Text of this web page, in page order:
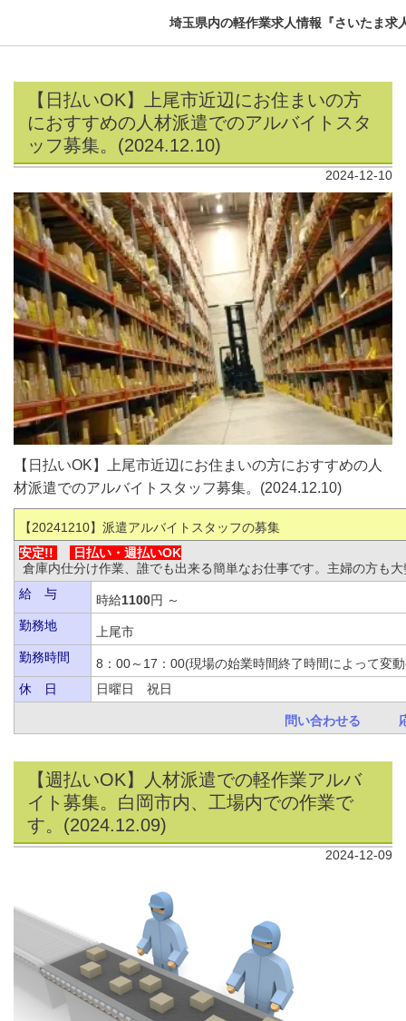
埼玉県内の軽作業求人情報『さいたま求
【日払いOK】上尾市近辺にお住まいの方
におすすめの人材派遣でのアルバイトスタ
ッフ募集。(2024.12.10)
2024-12-10
【日払いOK】上尾市近辺にお住まいの方におすすめの人
材派遣でのアルバイトスタッフ募集。(2024.12.10)
【20241210】派遣アルバイトスタッフの募集
安定!!
日払い・ 週払いOK
倉庫内仕分け作業、誰でも出来る簡単なお仕事です。主婦の方も
給 与
時給1100円 ～
勤務地
上尾市
勤務時間
8：00～17：00(現場の始業時間終了時間によって
休 日
日曜日 祝日
問い合わせる
【週払いOK】人材派遣での軽作業アルバ
イト募集。白岡市内、工場内での作業で
す。(2024.12.09)
2024-12-09